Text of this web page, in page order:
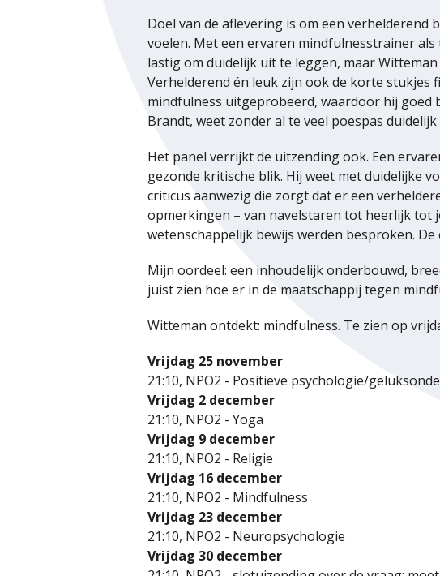
Doel van de aflevering is om een
voelen. Met een ervaren mindfulnesstrainer
lastig om duidelijk uit te leggen, maar
Verhelderend én leuk zijn ook de korte stukjes
mindfulness uitgeprobeerd, waardoor hij goed
Brandt, weet zonder al te veel poespas
Het panel verrijkt de uitzending ook. Een
gezonde kritische blik. Hij weet met duidelijke
criticus aanwezig die zorgt dat er een
opmerkingen – van navelstaren tot heerlijk tot
wetenschappelijk bewijs werden besproken.
Mijn oordeel: een inhoudelijk onderbouwd,
juist zien hoe er in de maatschappij tegen
Witteman ontdekt: mindfulness. Te zien op
Vrijdag 25 november
21:10, NPO2 - Positieve psychologie/
Vrijdag 2 december
21:10, NPO2 - Yoga
Vrijdag 9 december
21:10, NPO2 - Religie
Vrijdag 16 december
21:10, NPO2 - Mindfulness
Vrijdag 23 december
21:10, NPO2 - Neuropsychologie
Vrijdag 30 december